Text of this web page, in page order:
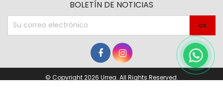
BOLETÍN DE NOTICIAS
© Copyright 2026 Urrea. All Rights Reserved.